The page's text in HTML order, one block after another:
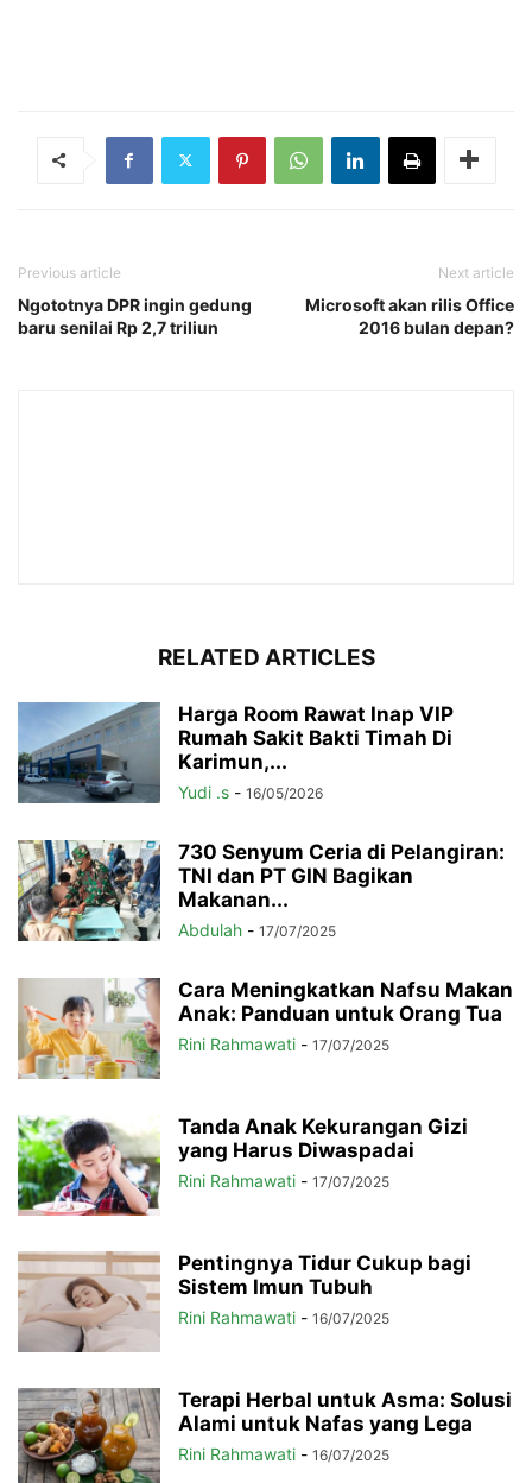
Previous article
Ngototnya DPR ingin gedung
baru senilai Rp 2,7 triliun
Next article
Microsoft akan rilis Office
2016 bulan depan?
RELATED ARTICLES
Harga Room Rawat Inap VIP
Rumah Sakit Bakti Timah Di
Karimun,...
Yudi .s - 16/05/2026
730 Senyum Ceria di Pelangiran:
TNI dan PT GIN Bagikan
Makanan...
Abdulah - 17/07/2025
Cara Meningkatkan Nafsu Makan
Anak: Panduan untuk Orang Tua
Rini Rahmawati - 17/07/2025
Tanda Anak Kekurangan Gizi
yang Harus Diwaspadai
Rini Rahmawati - 17/07/2025
Pentingnya Tidur Cukup bagi
Sistem Imun Tubuh
Rini Rahmawati - 16/07/2025
Terapi Herbal untuk Asma: Solusi
Alami untuk Nafas yang Lega
Rini Rahmawati - 16/07/2025